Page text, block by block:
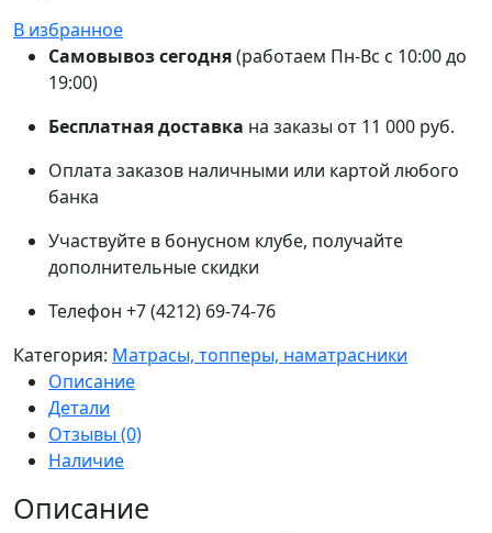
В избранное
Самовывоз сегодня(работаем Пн-Вс с 10:00 до
19:00)
Бесплатная доставка на заказы от 11 000 руб.
Оплата заказов наличными или картой любого
банка
Участвуйте в бонусном клубе, получайте
дополнительные скидки
Телефон +7 (4212) 69-74-76
Категория: Матрасы, топперы, наматрасники
Описание
Детали
Отзывы (0)
Наличие
Описание